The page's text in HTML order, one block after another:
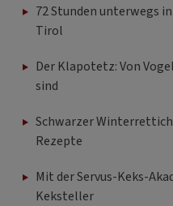
72 Stunden unterwegs
Tirol
Der Klapotetz: Von
sind
Schwarzer
Rezepte
Mit der Servus-Keks-
Keksteller